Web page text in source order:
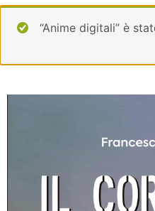
“Anime digitali” è